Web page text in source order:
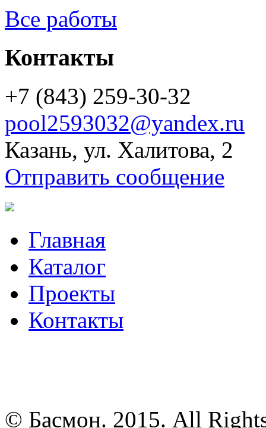
Все работы
Контакты
+7 (843) 259-30-32
pool2593032@yandex.ru
Казань, ул. Халитова, 2
Отправить сообщение
Главная
Каталог
Проекты
Контакты
© Басмон. 2015. All